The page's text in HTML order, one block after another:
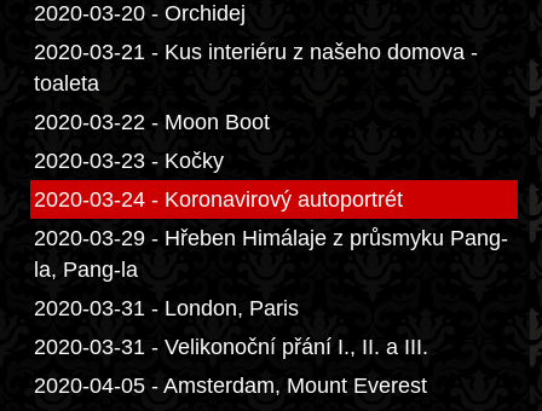
2020-03-20 - Orchidej
2020-03-21 - Kus interiéru z našeho domova -
toaleta
2020-03-22 - Moon Boot
2020-03-23 - Kočky
2020-03-24 - Koronavirový autoportrét
2020-03-29 - Hřeben Himálaje z průsmyku Pang-
la, Pang-la
2020-03-31 - London, Paris
2020-03-31 - Velikonoční přání I., II. a III.
2020-04-05 - Amsterdam, Mount Everest